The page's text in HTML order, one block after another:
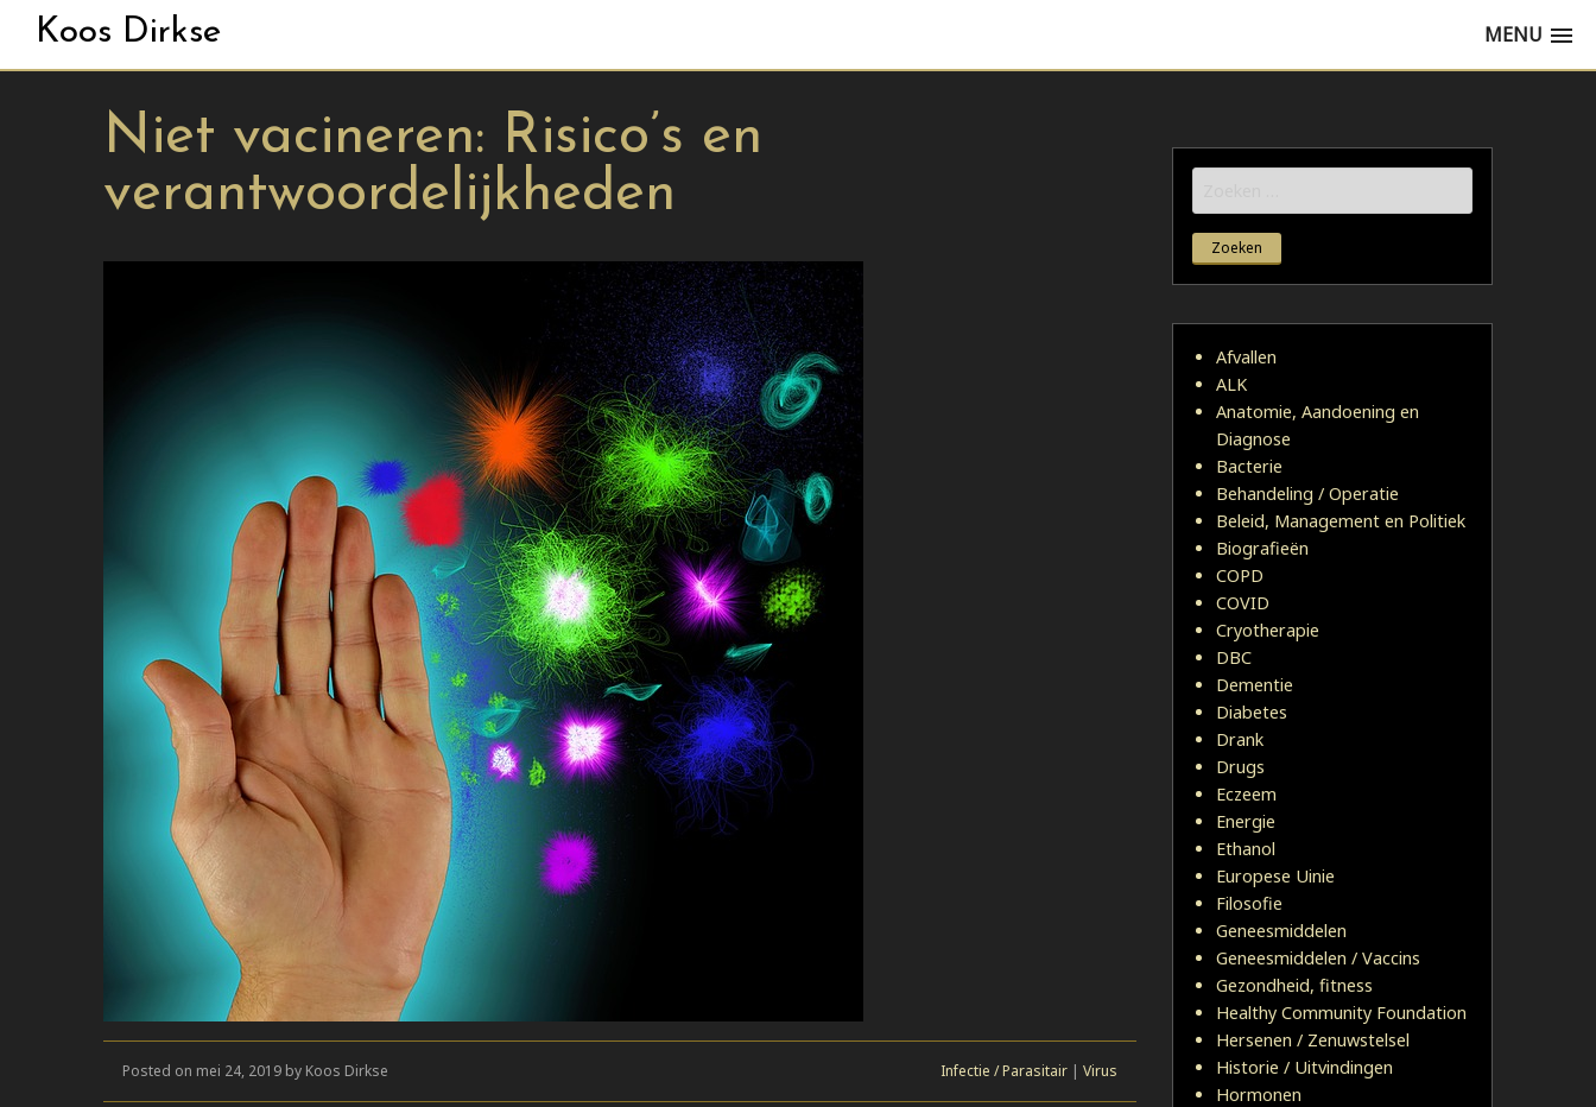
Koos Dirkse MENU
Niet vacineren: Risico’s en
verantwoordelijkheden
Posted on mei 24, 2019 by Koos Dirkse Infectie / Parasitair | Virus
naar:
Afvallen
ALK
Anatomie, Aandoening en
Diagnose
Bacterie
Behandeling / Operatie
Beleid, Management en Politiek
Biografieën
COPD
COVID
Cryotherapie
DBC
Dementie
Diabetes
Drank
Drugs
Eczeem
Energie
Ethanol
Europese Uinie
Filosofie
Geneesmiddelen
Geneesmiddelen / Vaccins
Gezondheid, fitness
Healthy Community Foundation
Hersenen / Zenuwstelsel
Historie / Uitvindingen
Hormonen